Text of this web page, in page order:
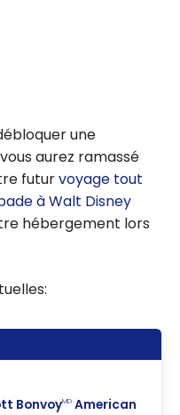
une
aurez ramassé
futurvoyage tout
à Walt Disney
hébergement lors
BonvoyMD American